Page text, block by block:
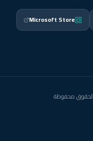
Microsoft Store